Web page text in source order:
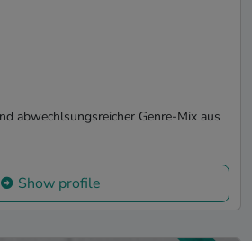
abwechlsungsreicher Genre-Mix aus
Show profile